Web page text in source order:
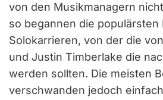
von den Musikmanagern
so begannen die populärsten
Solokarrieren, von der die
und Justin Timberlake die
werden sollten. Die meisten
verschwanden jedoch